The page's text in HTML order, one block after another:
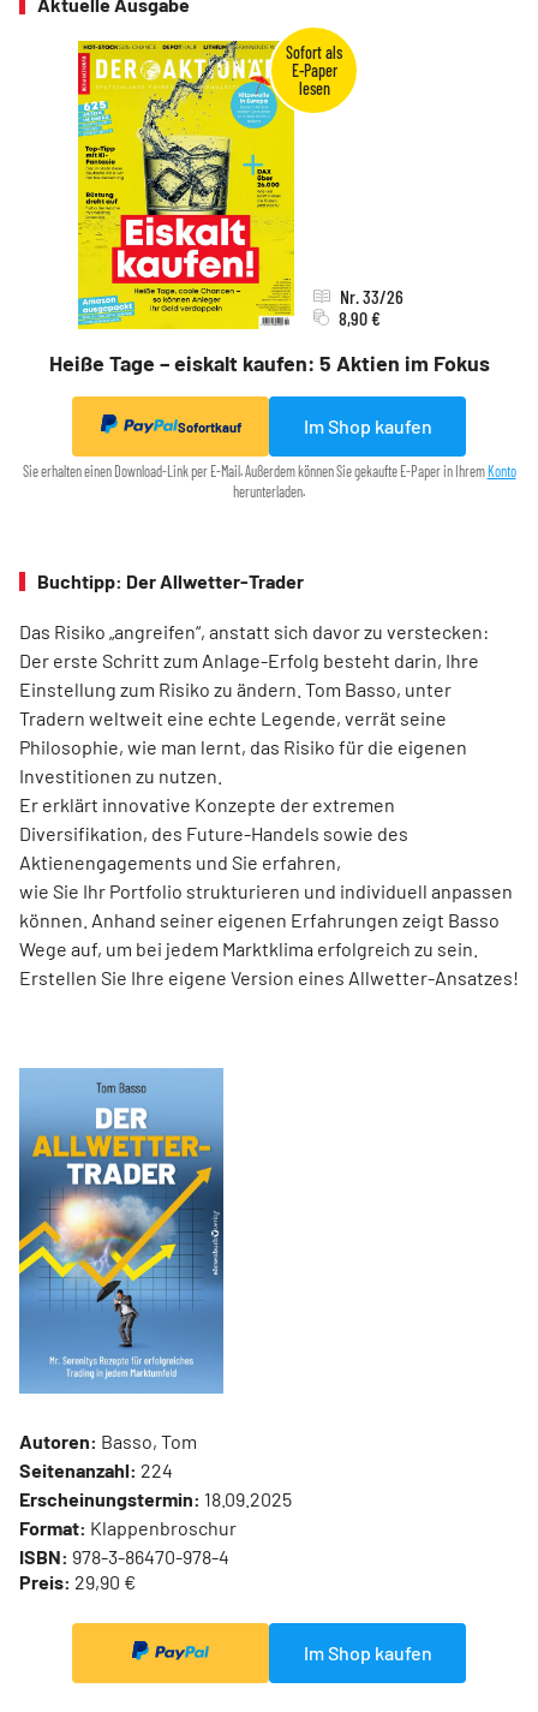
Heiße Tage – eiskalt kaufen: 5 Aktien im Fokus
Nr. 33/26
8,90 €
Sofortkauf Im Shop kaufen
Sie erhalten einen Download-Link per E-Mail. Außerdem können Sie gekaufte E-Paper in Ihrem Konto
herunterladen.
Buchtipp: Der Allwetter-Trader
Das Risiko „angreifen“, anstatt sich davor zu verstecken:
Der erste Schritt zum Anlage-Erfolg besteht darin, Ihre
Einstellung zum Risiko zu ändern. Tom Basso, unter
Tradern weltweit eine echte Legende, verrät seine
Philosophie, wie man lernt, das Risiko für die eigenen
Investitionen zu nutzen.
Er erklärt innovative Konzepte der extremen
Diversifikation, des Future-Handels sowie des
Aktienengagements und Sie erfahren,
wie Sie Ihr Portfolio strukturieren und individuell anpassen
können. Anhand seiner eigenen Erfahrungen zeigt Basso
Wege auf, um bei jedem Marktklima erfolgreich zu sein.
Erstellen Sie Ihre eigene Version eines Allwetter-Ansatzes!
Autoren: Basso, Tom
Seitenanzahl: 224
Erscheinungstermin: 18.09.2025
Format: Klappenbroschur
ISBN: 978-3-86470-978-4
Preis: 29,90 €
Im Shop kaufen